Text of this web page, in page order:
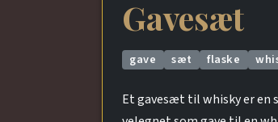
Gavesæt
gave sæt flaske
Et gavesæt til whisky er en